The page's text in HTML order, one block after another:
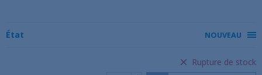
État NOUVEAU
Rupture de stock